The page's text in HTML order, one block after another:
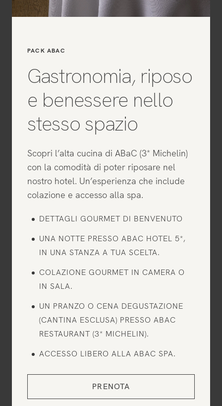
PACK ABAC
Gastronomia, riposo
e benessere nello
stesso spazio
Scopri l’alta cucina di ABaC (3* Michelin)
con la comodità di poter riposare nel
nostro hotel. Un’esperienza che include
colazione e accesso alla spa.
DETTAGLI GOURMET DI BENVENUTO
UNA NOTTE PRESSO ABAC HOTEL 5*,
IN UNA STANZA A TUA SCELTA.
COLAZIONE GOURMET IN CAMERA O
IN SALA.
UN PRANZO O CENA DEGUSTAZIONE
(CANTINA ESCLUSA) PRESSO ABAC
RESTAURANT (3* MICHELIN).
ACCESSO LIBERO ALLA ABAC SPA.
PRENOTA